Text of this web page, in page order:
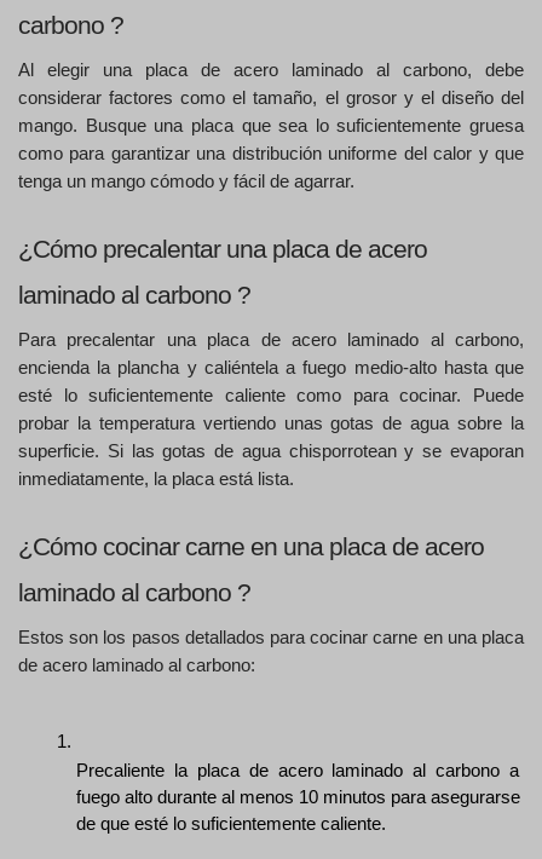
carbono ?
Al elegir una placa de acero laminado al carbono, debe
considerar factores como el tamaño, el grosor y el diseño del
mango. Busque una placa que sea lo suficientemente gruesa
como para garantizar una distribución uniforme del calor y que
tenga un mango cómodo y fácil de agarrar.
¿Cómo precalentar una placa de acero
laminado al carbono ?
Para precalentar una placa de acero laminado al carbono,
encienda la plancha y caliéntela a fuego medio-alto hasta que
esté lo suficientemente caliente como para cocinar. Puede
probar la temperatura vertiendo unas gotas de agua sobre la
superficie. Si las gotas de agua chisporrotean y se evaporan
inmediatamente, la placa está lista.
¿Cómo cocinar carne en una placa de acero
laminado al carbono ?
Estos son los pasos detallados para cocinar carne en una placa
de acero laminado al carbono:
Precaliente la placa de acero laminado al carbono a
fuego alto durante al menos 10 minutos para asegurarse
de que esté lo suficientemente caliente.